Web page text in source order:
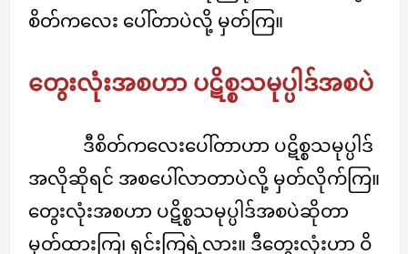
စိတ်ကလေး ပေါ်တာပဲလို့ မှတ်ကြ။
တွေးလုံးအစဟာ ပဋိစ္စသမုပ္ပါဒ်အစပဲ
ဒီစိတ်ကလေးပေါ်တာဟာ ပဋိစ္စသမုပ္ပါဒ်
အလိုဆိုရင် အစပေါ်လာတာပဲလို့ မှတ်လိုက်ကြ။
တွေးလုံးအစဟာ ပဋိစ္စသမုပ္ပါဒ်အစပဲဆိုတာ
မှတ်ထားကြ၊ ရှင်းကြရဲ့လား။ ဒီတွေးလုံးဟာ ဝိ